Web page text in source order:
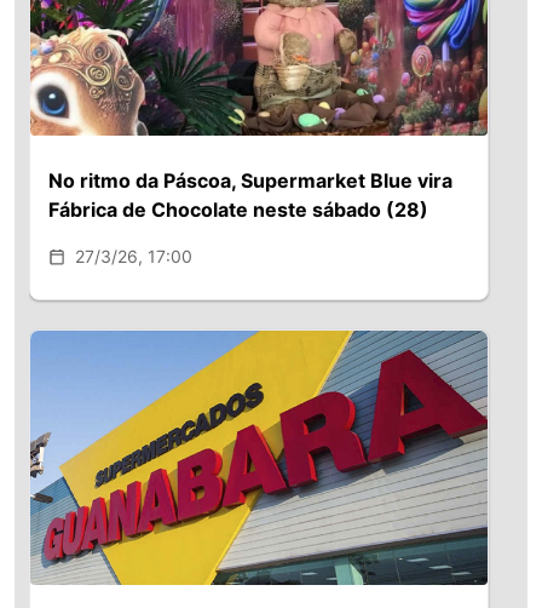
No ritmo da Páscoa, Supermarket Blue vira
Fábrica de Chocolate neste sábado (28)
27/3/26, 17:00